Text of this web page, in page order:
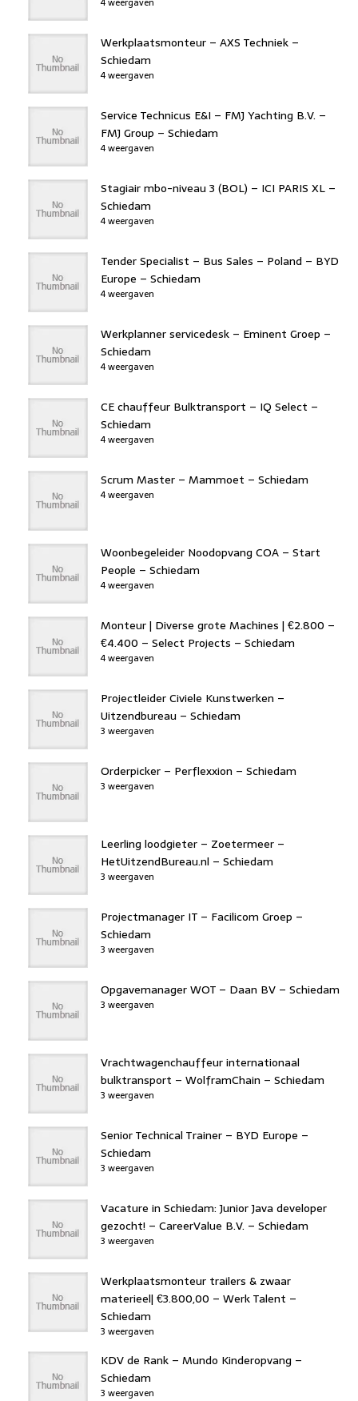
Werkplaatsmonteur – AXS Techniek –
Schiedam
4 weergaven
Service Technicus E&I – FMJ Yachting B.V. –
FMJ Group – Schiedam
4 weergaven
Stagiair mbo-niveau 3 (BOL) – ICI PARIS XL –
Schiedam
4 weergaven
Tender Specialist – Bus Sales – Poland – BYD
Europe – Schiedam
4 weergaven
Werkplanner servicedesk – Eminent Groep –
Schiedam
4 weergaven
CE chauffeur Bulktransport – IQ Select –
Schiedam
4 weergaven
Scrum Master – Mammoet – Schiedam
4 weergaven
Woonbegeleider Noodopvang COA – Start
People – Schiedam
4 weergaven
Monteur | Diverse grote Machines | €2.800 –
€4.400 – Select Projects – Schiedam
4 weergaven
Projectleider Civiele Kunstwerken –
Uitzendbureau – Schiedam
3 weergaven
Orderpicker – Perflexxion – Schiedam
3 weergaven
Leerling loodgieter – Zoetermeer –
HetUitzendBureau.nl – Schiedam
3 weergaven
Projectmanager IT – Facilicom Groep –
Schiedam
3 weergaven
Opgavemanager WOT – Daan BV – Schiedam
3 weergaven
Vrachtwagenchauffeur internationaal
bulktransport – WolframChain – Schiedam
3 weergaven
Senior Technical Trainer – BYD Europe –
Schiedam
3 weergaven
Vacature in Schiedam: Junior Java developer
gezocht! – CareerValue B.V. – Schiedam
3 weergaven
Werkplaatsmonteur trailers & zwaar
materieel| €3.800,00 – Werk Talent –
Schiedam
3 weergaven
KDV de Rank – Mundo Kinderopvang –
Schiedam
3 weergaven